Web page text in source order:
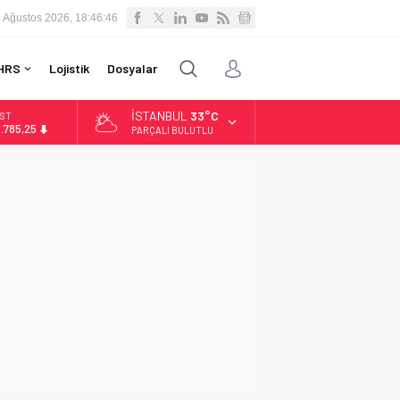
Ağustos 2026, 18:46:47
Lojistik Dosyalar
İSTANBUL 33°C
PARÇALI BULUTLU